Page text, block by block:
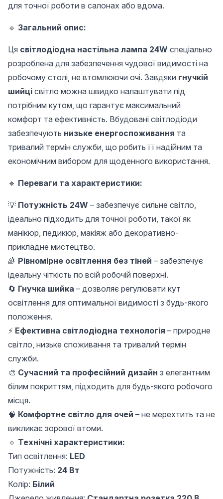
для точної роботи в салонах або вдома.
🔹 Загальний опис:
Ця світлодіодна настільна лампа 24W спеціально
розроблена для забезпечення чудової видимості на
робочому столі, не втомлюючи очі. Завдяки гнучкій
шийці світло можна швидко налаштувати під
потрібним кутом, що гарантує максимальний
комфорт та ефективність. Вбудовані світлодіоди
забезпечують низьке енергоспоживання та
тривалий термін служби, що робить її надійним та
економічним вибором для щоденного використання.
🔹 Переваги та характеристики:
💡 Потужність 24W – забезпечує сильне світло,
ідеально підходить для точної роботи, такої як
манікюр, педикюр, макіяж або декоративно-
прикладне мистецтво.
🌈 Рівномірне освітлення без тіней – забезпечує
ідеальну чіткість по всій робочій поверхні.
🔄 Гнучка шийка – дозволяє регулювати кут
освітлення для оптимальної видимості з будь-якого
положення.
⚡ Ефективна світлодіодна технологія – природне
світло, низьке споживання та тривалий термін
служби.
🎨 Сучасний та професійний дизайн з елегантним
білим покриттям, підходить для будь-якого робочого
місця.
🧠 Комфортне світло для очей – не мерехтить та не
викликає зорової втоми.
🔹 Технічні характеристики:
Тип освітлення: LED
Потужність: 24 Вт
Колір: Білий